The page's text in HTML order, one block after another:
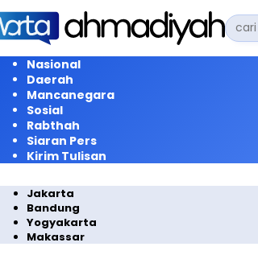
Nasional
Daerah
Mancanegara
Sosial
Rabthah
Siaran Pers
Kirim Tulisan
Jakarta
Bandung
Yogyakarta
Makassar